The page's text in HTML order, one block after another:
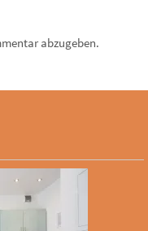
abzugeben.